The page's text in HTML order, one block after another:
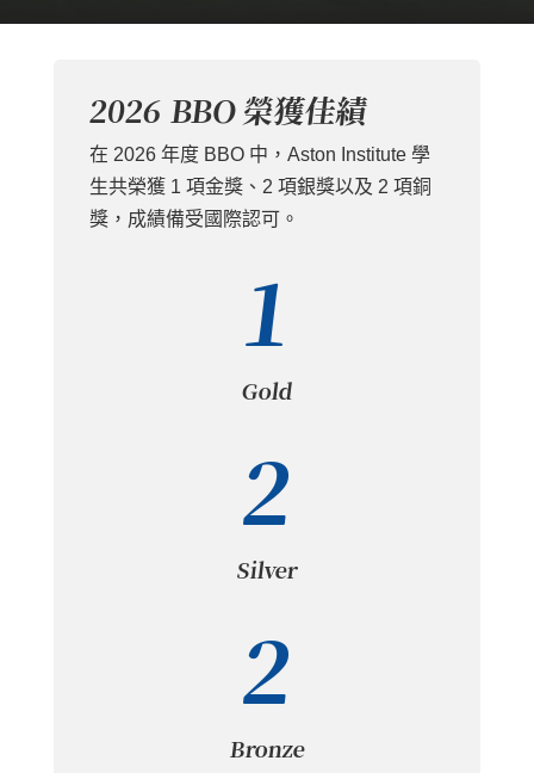
2026 BBO 榮獲佳績
在 2026 年度 BBO中，Aston Institute 學
生共榮獲 1 項金獎、 2 項銀獎以及 2 項銅
獎， 成績備受國際認可。
1
Gold
2
Silver
2
Bronze